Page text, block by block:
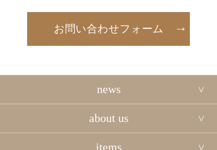
お問い合わせフォーム
news
about us
items